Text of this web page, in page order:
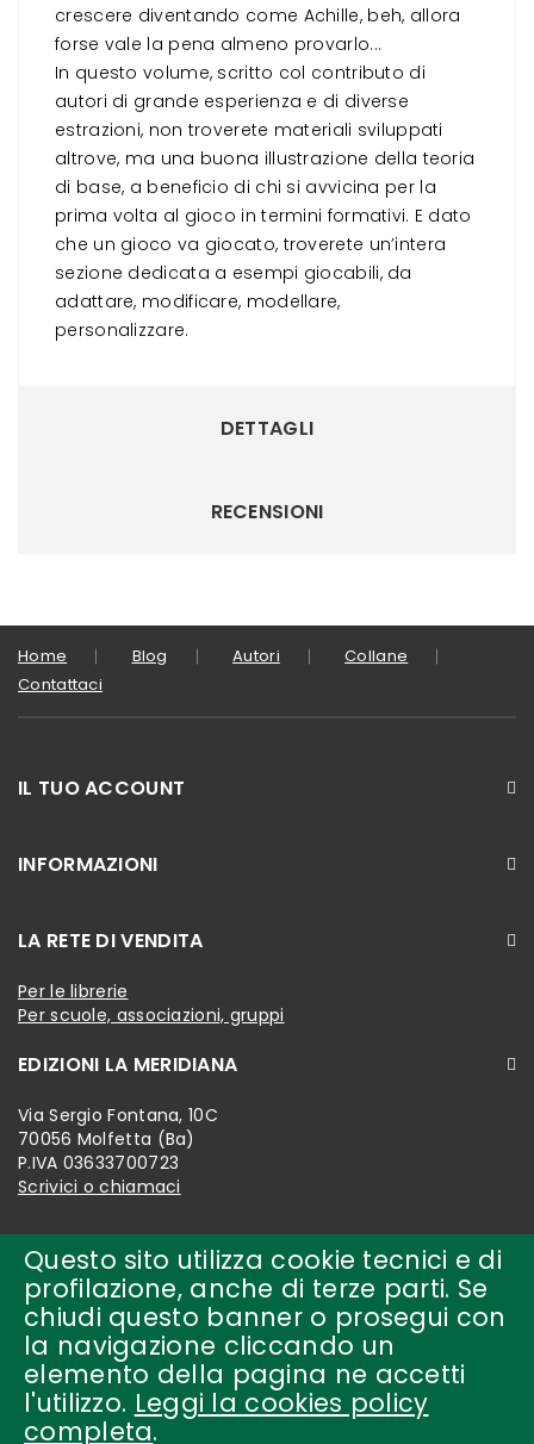
Questo sito utilizza cookie tecnici e di
profilazione, anche di terze parti. Se
chiudi questo banner o prosegui con
la navigazione cliccando un
elemento della pagina ne accetti
l'utilizzo. Leggi la cookies policy
completa.
crescere diventando come Achille, beh, allora
forse vale la pena almeno provarlo...
In questo volume, scritto col contributo di
autori di grande esperienza e di diverse
estrazioni, non troverete materiali sviluppati
altrove, ma una buona illustrazione della teoria
di base, a beneficio di chi si avvicina per la
prima volta al gioco in termini formativi. E dato
che un gioco va giocato, troverete un’intera
sezione dedicata a esempi giocabili, da
adattare, modificare, modellare,
personalizzare.
DETTAGLI
RECENSIONI
Home Blog Autori
Collane
Contattaci
IL TUO ACCOUNT
INFORMAZIONI
LA RETE DI VENDITA
Per le librerie
Per scuole, associazioni, gruppi
EDIZIONI LA MERIDIANA
Via Sergio Fontana, 10C
70056 Molfetta (Ba)
P.IVA 03633700723
Scrivici o chiamaci
Copyright © 2018-present by